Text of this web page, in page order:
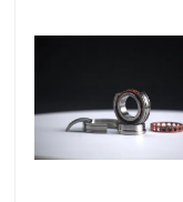
Su di noi